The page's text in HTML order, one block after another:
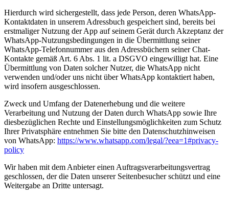
Hierdurch wird sichergestellt, dass jede Person, deren WhatsApp-
Kontaktdaten in unserem Adressbuch gespeichert sind, bereits bei
erstmaliger Nutzung der App auf seinem Gerät durch Akzeptanz der
WhatsApp-Nutzungsbedingungen in die Übermittlung seiner
WhatsApp-Telefonnummer aus den Adressbüchern seiner Chat-
Kontakte gemäß Art. 6 Abs. 1 lit. a DSGVO eingewilligt hat. Eine
Übermittlung von Daten solcher Nutzer, die WhatsApp nicht
verwenden und/oder uns nicht über WhatsApp kontaktiert haben,
wird insofern ausgeschlossen.
Zweck und Umfang der Datenerhebung und die weitere
Verarbeitung und Nutzung der Daten durch WhatsApp sowie Ihre
diesbezüglichen Rechte und Einstellungsmöglichkeiten zum Schutz
Ihrer Privatsphäre entnehmen Sie bitte den Datenschutzhinweisen
von WhatsApp: https://www.whatsapp.com/legal/?eea=1#privacy-
policy
Wir haben mit dem Anbieter einen Auftragsverarbeitungsvertrag
geschlossen, der die Daten unserer Seitenbesucher schützt und eine
Weitergabe an Dritte untersagt.